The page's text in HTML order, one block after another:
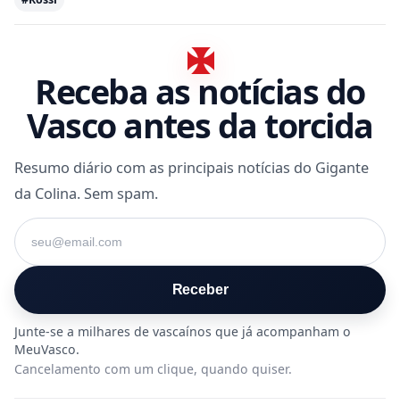
Receba as notícias do
Vasco antes da torcida
Resumo diário com as principais notícias do Gigante
da Colina. Sem spam.
Seu e-mail
Receber
Cancelamento com um clique, quando quiser.